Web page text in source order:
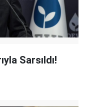
Sarsıldı!